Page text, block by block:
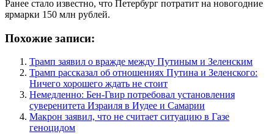
Ранее стало известно, что Петербург потратит на новогодние
ярмарки 150 млн рублей.
Похожие записи:
Трамп заявил о вражде между Путиным и Зеленским
Трамп рассказал об отношениях Путина и Зеленского:
Ничего хорошего ждать не стоит
Немедленно: Бен-Гвир потребовал установления
суверенитета Израиля в Иудее и Самарии
Макрон заявил, что не считает ситуацию в Газе
геноцидом